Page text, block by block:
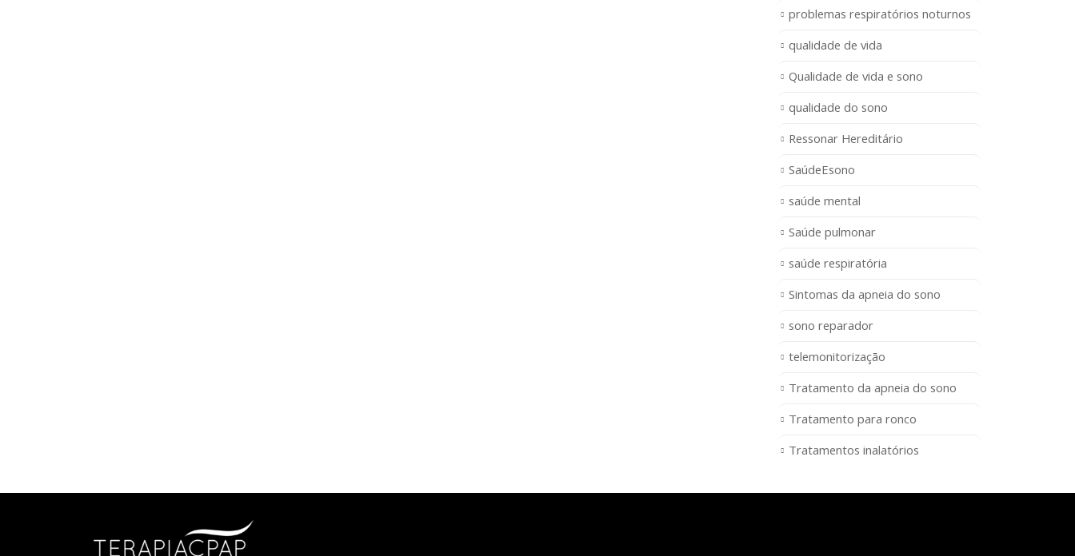
problemas respiratórios noturnos
qualidade de vida
Qualidade de vida e sono
qualidade do sono
Ressonar Hereditário
SaúdeEsono
saúde mental
Saúde pulmonar
saúde respiratória
Sintomas da apneia do sono
sono reparador
telemonitorização
Tratamento da apneia do sono
Tratamento para ronco
Tratamentos inalatórios